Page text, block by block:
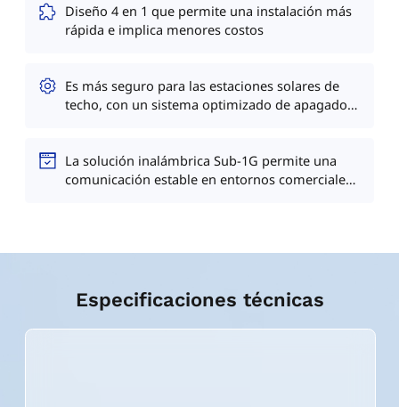
Diseño 4 en 1 que permite una instalación más
rápida e implica menores costos
Es más seguro para las estaciones solares de
techo, con un sistema optimizado de apagado
La solución inalámbrica Sub-1G permite una
comunicación estable en entornos comerciales
Especificaciones técnicas